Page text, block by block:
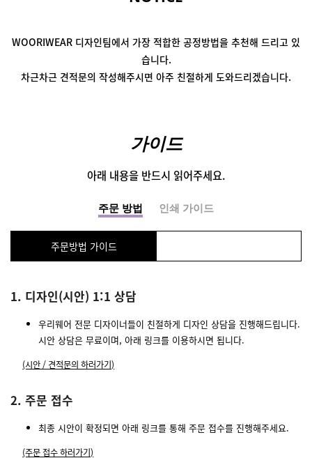
WOORIWEAR 디자인팀에서 가장 적합한 공정방법을 추천해 드리고 있
습니다.
차근차근 견적문의 작성해주시면 아주 친절하게 도와드리겠습니다.
가이드
아래 내용을 반드시 읽어주세요.
주문 방법 인쇄 가이드
주문방법 가이드
1. 디자인(시안) 1:1 상담
우리웨어 전문 디자이너들이 친절하게 디자인 상담을 진행해드립니다.
시안 상담은 무료이며, 아래 링크를 이용하시면 됩니다.
(시안 / 견적문의 하러가기)
2. 주문 접수
최종 시안이 확정되면 아래 링크를 통해 주문 접수를 진행해주세요.
(주문 접수 하러가기)